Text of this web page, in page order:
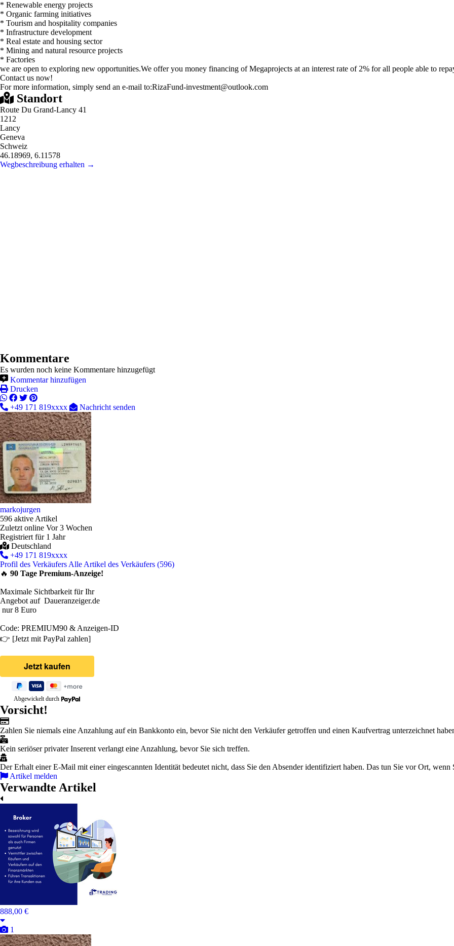
* Renewable energy projects
* Organic farming initiatives
* Tourism and hospitality companies
* Infrastructure development
* Real estate and housing sector
* Mining and natural resource projects
* Factories
we are open to exploring new opportunities.We offer you money financing of Megaprojects at an interest rate of 2% for all people able to
Contact us now!
For more information, simply send an e-mail to:RizaFund-investment@outlook.com
Standort
Route Du Grand-Lancy 41
1212
Lancy
Geneva
Schweiz
46.18969, 6.11578
Wegbeschreibung erhalten →
Kommentare
Es wurden noch keine Kommentare hinzugefügt
Kommentar hinzufügen
Drucken
+49 171 819xxxx Nachricht senden
markojurgen
596 aktive Artikel
Zuletzt online Vor 3 Wochen
Registriert für 1 Jahr
Deutschland
+49 171 819xxxx
Profil des Verkäufers Alle Artikel des Verkäufers (596)
🔥 90 Tage Premium-Anzeige!
Maximale Sichtbarkeit für Ihr
Angebot auf Daueranzeiger.de
nur 8 Euro
Code: PREMIUM90 & Anzeigen-ID
👉 [Jetzt mit PayPal zahlen]
Abgewickelt durch
Vorsicht!
Zahlen Sie niemals eine Anzahlung auf ein Bankkonto ein, bevor Sie nicht den Verkäufer getroffen und einen Kaufvertrag unterzeichnet
Kein seriöser privater Inserent verlangt eine Anzahlung, bevor Sie sich treffen.
Der Erhalt einer E-Mail mit einer eingescannten Identität bedeutet nicht, dass Sie den Absender identifiziert haben. Das tun Sie vor Ort,
Artikel melden
Verwandte Artikel
888,00 €
1